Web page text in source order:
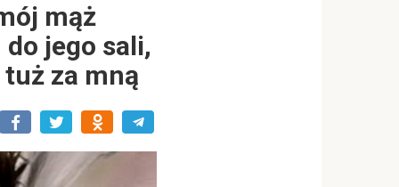
mąż
jego sali,
za mną